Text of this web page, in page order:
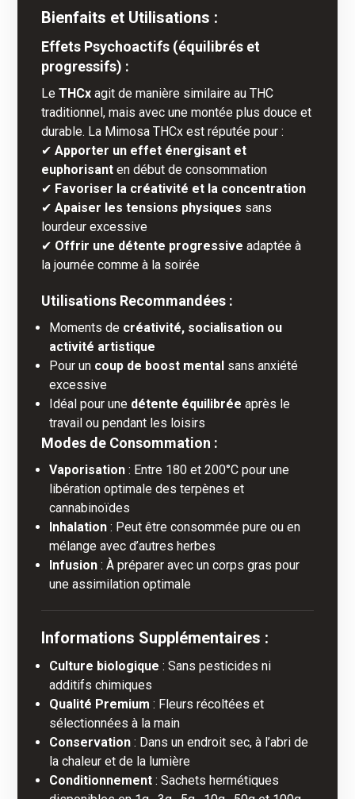
Bienfaits et Utilisations :
Effets Psychoactifs (équilibrés et
progressifs) :
LeTHCx agit de manière similaire au THC
traditionnel, mais avec une montée plus douce et
durable. La Mimosa THCx est réputée pour :
✔Apporter un effet énergisant et
euphorisant en début de consommation
✔ Favoriser la créativité et la concentration
✔Apaiser les tensions physiques sans
lourdeur excessive
✔ Offrir une détente progressive adaptée à
la journée comme à la soirée
Utilisations Recommandées :
Moments de créativité, socialisation ou
activité artistique
Pour un coup de boost mental sans anxiété
excessive
Idéal pour une détente équilibrée après le
travail ou pendant les loisirs
Modes de Consommation :
Vaporisation : Entre 180 et 200°C pour une
libération optimale des terpènes et
cannabinoïdes
Inhalation : Peut être consommée pure ou en
mélange avec d’autres herbes
Infusion : À préparer avec un corps gras pour
une assimilation optimale
Informations Supplémentaires :
Culture biologique : Sans pesticides ni
additifs chimiques
Qualité Premium : Fleurs récoltées et
sélectionnées à la main
Conservation : Dans un endroit sec, à l’abri de
la chaleur et de la lumière
Conditionnement : Sachets hermétiques